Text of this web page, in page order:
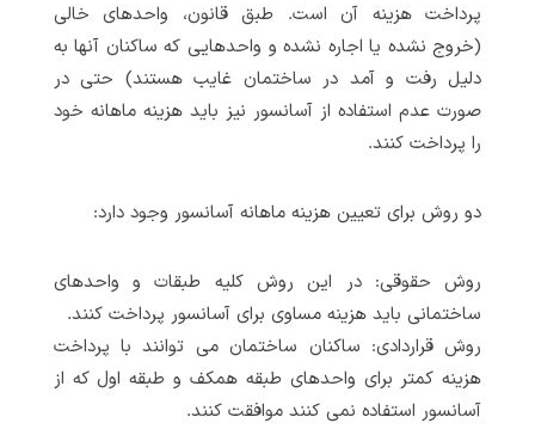
پرداخت هزینه آن است. طبق قانون، واحدهای خالی
(خروج نشده یا اجاره نشده و واحدهایی که ساکنان آنها به
دلیل رفت و آمد در ساختمان غایب هستند) حتی در
صورت عدم استفاده از آسانسور نیز باید هزینه ماهانه خود
را پرداخت کنند.
دو روش برای تعیین هزینه ماهانه آسانسور وجود دارد:
روش حقوقی: در این روش کلیه طبقات و واحدهای
ساختمانی باید هزینه مساوی برای آسانسور پرداخت کنند.
روش قراردادی: ساکنان ساختمان می توانند با پرداخت
هزینه کمتر برای واحدهای طبقه همکف و طبقه اول که از
آسانسور استفاده نمی کنند موافقت کنند.